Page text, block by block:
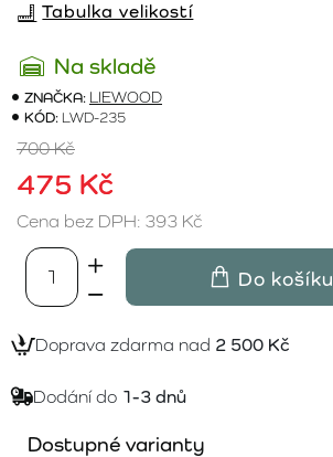
Na skladě
ZNAČKA: LIEWOOD
KÓD: LWD-235
475 Kč
700 Kč
Cena bez DPH: 393 Kč
Do košíku
Tabulka velikostí
Doprava zdarma nad 2 500 Kč
Dodání do 1-3 dnů
Dostupné varianty